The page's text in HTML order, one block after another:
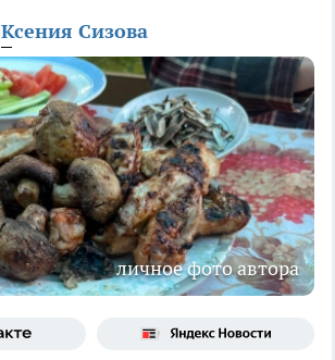
Ксения Сизова
личное фото автора